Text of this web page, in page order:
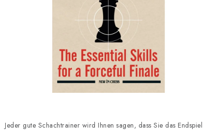
SCHACH GESCHENKE
Jeder gute Schachtrainer wird Ihnen sagen, dass Sie das Endspiel